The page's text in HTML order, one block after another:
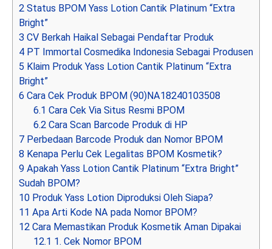
2 Status BPOM Yass Lotion Cantik Platinum “Extra
Bright”
3 CV Berkah Haikal Sebagai Pendaftar Produk
4 PT Immortal Cosmedika Indonesia Sebagai Produsen
5 Klaim Produk Yass Lotion Cantik Platinum “Extra
Bright”
6 Cara Cek Produk BPOM (90)NA18240103508
6.1 Cara Cek Via Situs Resmi BPOM
6.2 Cara Scan Barcode Produk di HP
7 Perbedaan Barcode Produk dan Nomor BPOM
8 Kenapa Perlu Cek Legalitas BPOM Kosmetik?
9 Apakah Yass Lotion Cantik Platinum “Extra Bright”
Sudah BPOM?
10 Produk Yass Lotion Diproduksi Oleh Siapa?
11 Apa Arti Kode NA pada Nomor BPOM?
12 Cara Memastikan Produk Kosmetik Aman Dipakai
12.1 1. Cek Nomor BPOM